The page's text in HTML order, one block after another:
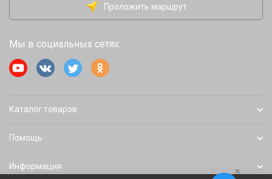
Проложить маршрут
Мы в социальных сетях:
Каталог товаров
Помощь
Информация ×